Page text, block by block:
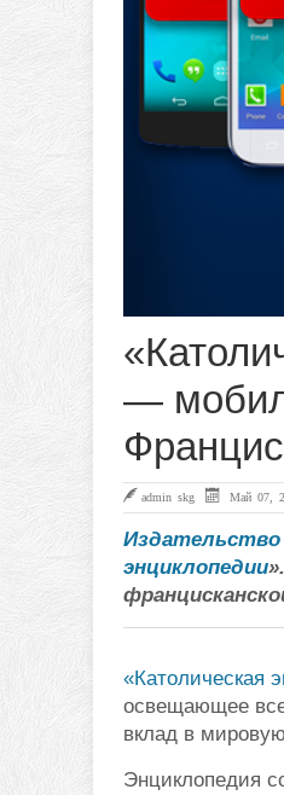
—
admin skg Май 07,
Издательство
энциклопедии
«Католическая
освещающее все
вклад в
Энциклопедия